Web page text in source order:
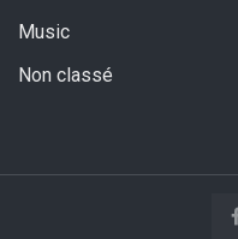
Music
Non classé